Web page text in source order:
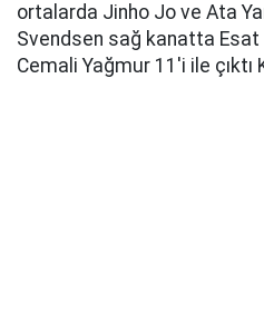
ortalarda Jinho Jo ve Ata
Svendsen sağ kanatta Esat
Cemali Yağmur 11'i ile çıktı